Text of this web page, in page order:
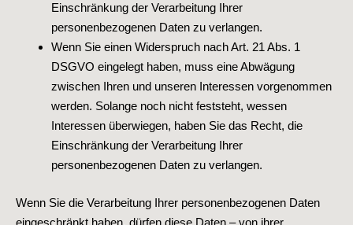
Einschränkung der Verarbeitung Ihrer
personenbezogenen Daten zu verlangen.
Wenn Sie einen Widerspruch nach Art. 21 Abs. 1
DSGVO eingelegt haben, muss eine Abwägung
zwischen Ihren und unseren Interessen vorgenommen
werden. Solange noch nicht feststeht, wessen
Interessen überwiegen, haben Sie das Recht, die
Einschränkung der Verarbeitung Ihrer
personenbezogenen Daten zu verlangen.
Wenn Sie die Verarbeitung Ihrer personenbezogenen Daten
eingeschränkt haben, dürfen diese Daten – von ihrer